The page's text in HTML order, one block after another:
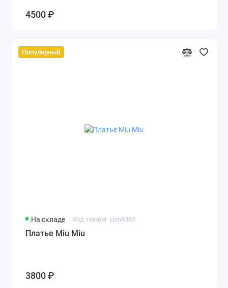
4500 ₽
Популярный
На складе Код товара: yzm4383
Платье Miu Miu
3800 ₽